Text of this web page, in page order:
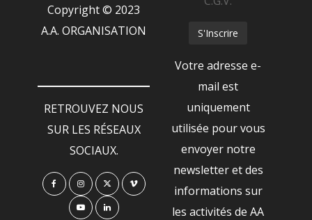
Copyright © 2023
A.A. ORGANISATION
RETROUVEZ NOUS
SUR LES RÉSEAUX
SOCIAUX.
Votre adresse e-
mail est
uniquement
utilisée pour vous
envoyer notre
newsletter et des
informations sur
les activités de AA